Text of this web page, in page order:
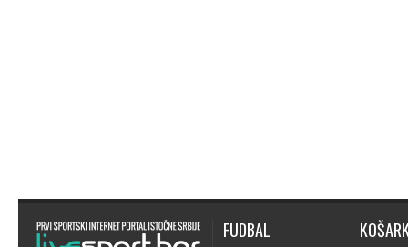
FUDBAL